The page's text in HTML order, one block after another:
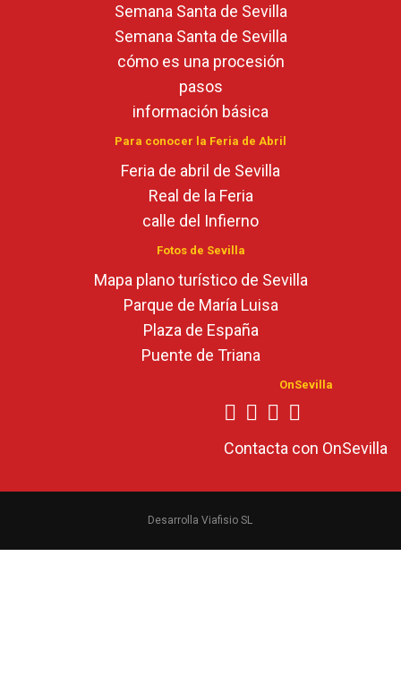
Semana Santa de Sevilla
Semana Santa de Sevilla
cómo es una procesión
pasos
información básica
Para conocer la Feria de Abril
Feria de abril de Sevilla
Real de la Feria
calle del Infierno
Fotos de Sevilla
Mapa plano turístico de Sevilla
Parque de María Luisa
Plaza de España
Puente de Triana
OnSevilla
Contacta con OnSevilla
Desarrolla Viafisio SL